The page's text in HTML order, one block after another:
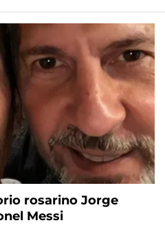
rosarino Jorge
Messi